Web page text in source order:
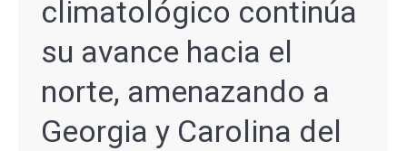
climatológico continúa
su avance hacia el
norte, amenazando a
Georgia y Carolina del